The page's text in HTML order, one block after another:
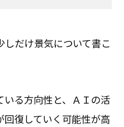
だけ景気について書こ
る方向性と、ＡＩの活
復していく可能性が高